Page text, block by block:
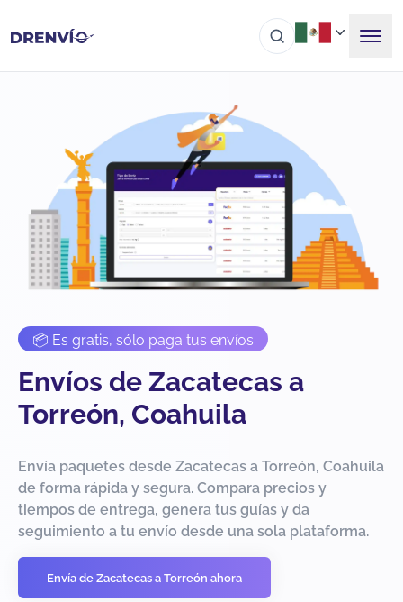
📦 Es gratis, sólo paga tus envíos
Envíos de Zacatecas a
Torreón, Coahuila
Envía paquetes desde Zacatecas a Torreón, Coahuila
de forma rápida y segura. Compara precios y
tiempos de entrega, genera tus guías y da
seguimiento a tu envío desde una sola plataforma.
Envía de Zacatecas a Torreón ahora